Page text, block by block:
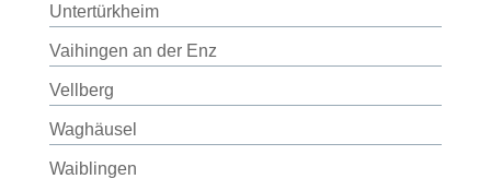
Untertürkheim
Vaihingen an der Enz
Vellberg
Waghäusel
Waiblingen